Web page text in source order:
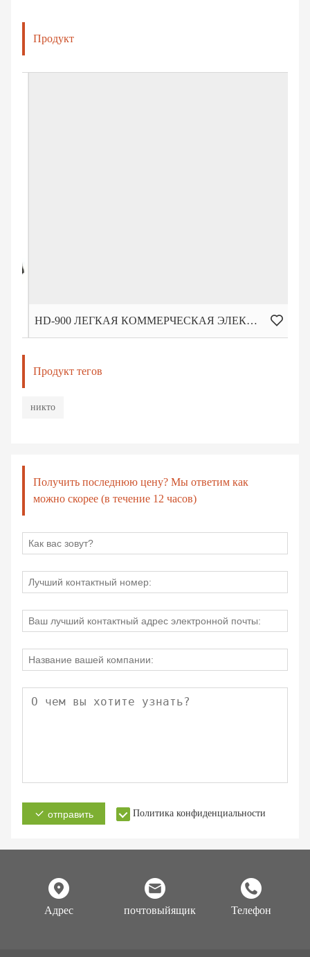
Продукт
HD-900 ЛЕГКАЯ КОММЕРЧЕСКАЯ ЭЛЕКТРИЧЕСКАЯ БЕГОВАЯ ДОРОЖКА
Продукт тегов
никто
Получить последнюю цену? Мы ответим как
можно скорее (в течение 12 часов)
отправить Политика конфиденциальности
Адрес почтовыйящик Телефон